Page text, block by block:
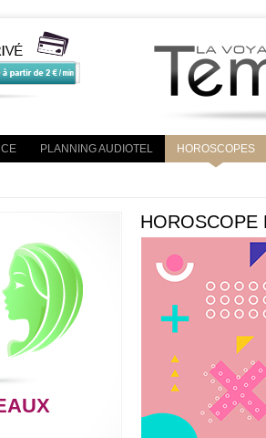
PLANNING AUDIOTEL HOROSCOPES
HOROSCOPE